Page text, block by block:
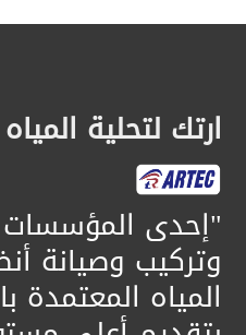
ارتك لتحلية المياه
​"إحدى المؤسسات
وتركيب وصيانة
المياه المعتمدة